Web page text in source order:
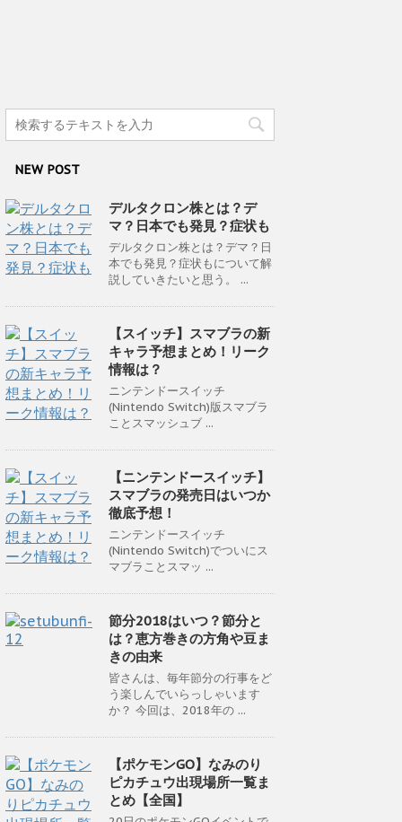
NEW POST
デルタクロン株とは？デ
マ？日本でも発見？症状も
デルタクロン株とは？デマ？日
本でも発見？症状もについて解
説していきたいと思う。 ...
【スイッチ】スマブラの新
キャラ予想まとめ！リーク
情報は？
ニンテンドースイッチ
(Nintendo Switch)版スマブラ
ことスマッシュブ ...
【ニンテンドースイッチ】
スマブラの発売日はいつか
徹底予想！
ニンテンドースイッチ
(Nintendo Switch)でついにス
マブラことスマッ ...
節分2018はいつ？節分と
は？恵方巻きの方角や豆ま
きの由来
皆さんは、毎年節分の行事をど
う楽しんでいらっしゃいます
か？ 今回は、2018年の ...
【ポケモンGO】なみのり
ピカチュウ出現場所一覧ま
とめ【全国】